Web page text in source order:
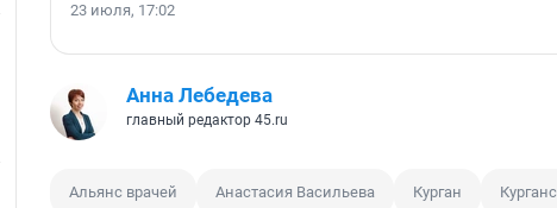
23 июля, 17:02
Анна Лебедева
главный редактор 45.ru
Альянс врачей Анастасия Васильева Курган